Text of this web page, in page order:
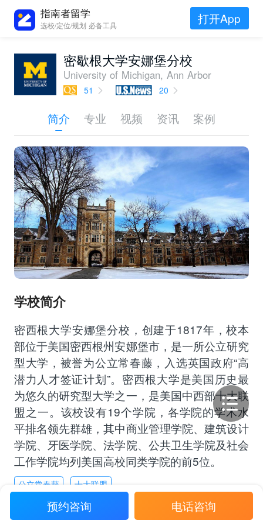
指南者留学
选校/定位/规划 必备工具 打开App
密歇根大学安娜堡分校
University of Michigan, Ann Arbor
51 20
简介 专业 视频 资讯 案例
学校简介
密西根大学安娜堡分校，创建于1817年，校本
部位于美国密西根州安娜堡市，是一所公立研究
型大学，被誉为公立常春藤，入选英国政府“高
潜力人才签证计划”。密西根大学是美国历史最
为悠久的研究型大学之一，是美国中西部十大联
盟之一。该校设有19个学院，各学院的学术水
平排名领先群雄，其中商业管理学院、建筑设计
学院、牙医学院、法学院、公共卫生学院及社会
工作学院均列美国高校同类学院的前5位。
公立常春藤 十大联盟
预约咨询 电话咨询